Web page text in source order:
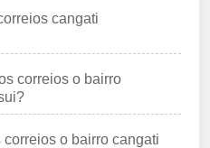
cangati
correios o bairro
o bairro cangati